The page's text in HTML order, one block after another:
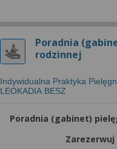
Poradnia
rodzinnej
Indywidualna Praktyka
LEOKADIA BESZ
Poradnia (gabinet)